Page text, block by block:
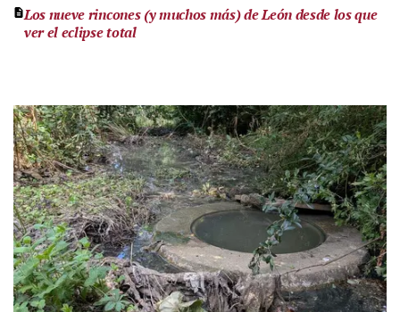
Los nueve rincones (y muchos más) de León desde los que
ver el eclipse total